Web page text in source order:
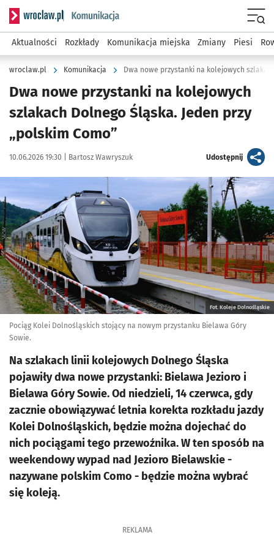
Serwis informacyjny wroclaw.pl podserwis: Komunikacja
Aktualności Rozkłady Komunikacja miejska Zmiany Piesi
wroclaw.pl Komunikacja
Dwa nowe przystanki na kolejowych
szlakach Dolnego Śląska. Jeden przy
„polskim Como”
Data publikacji:
10.06.2026 19:30 | Autor:
Bartosz Wawryszuk Udostępnijartykuł
Fot. Koleje Dolnośląskie
Pociąg Kolei Dolnośląskich stojący na nowym przystanku Bielawa Góry
Sowie.
Na szlakach linii kolejowych Dolnego Śląska
pojawiły dwa nowe przystanki: Bielawa Jezioro i
Bielawa Góry Sowie. Od niedzieli, 14 czerwca, gdy
zacznie obowiązywać letnia korekta rozkładu jazdy
Kolei Dolnośląskich, będzie można dojechać do
nich pociągami tego przewoźnika. W ten sposób na
weekendowy wypad nad Jezioro Bielawskie -
nazywane polskim Como - będzie można wybrać
się koleją.
REKLAMA